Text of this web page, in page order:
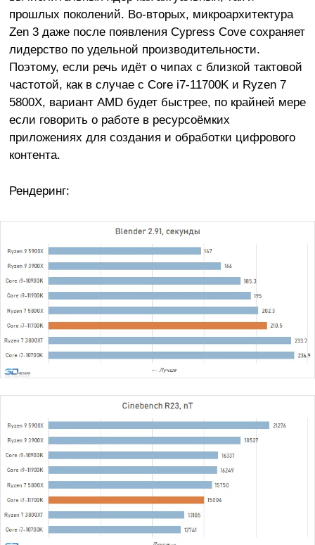
прошлых поколений. Во-вторых, микроархитектура
Zen 3 даже после появления Cypress Cove сохраняет
лидерство по удельной производительности.
Поэтому, если речь идёт о чипах с близкой тактовой
частотой, как в случае с Core i7-11700K и Ryzen 7
5800X, вариант AMD будет быстрее, по крайней мере
если говорить о работе в ресурсоёмких
приложениях для создания и обработки цифрового
контента.
Рендеринг: